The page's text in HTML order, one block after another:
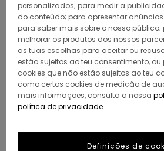
personalizados; para medir a
do conteúdo; para apresentar
para saber mais sobre o nosso público;
melhorar os produtos dos nossos
as tuas escolhas para aceitar ou
estão sujeitos ao teu consentimento,
cookies que não estão sujeitos ao teu
como certos cookies de medição de
mais informações, consulta a nossa
política de privacidade
Definições de